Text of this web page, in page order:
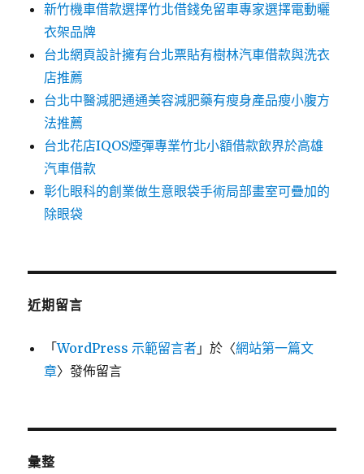
新竹機車借款選擇竹北借錢免留車專家選擇電動曬
衣架品牌
台北網頁設計擁有台北票貼有樹林汽車借款與洗衣
店推薦
台北中醫減肥通通美容減肥藥有瘦身產品瘦小腹方
法推薦
台北花店IQOS煙彈專業竹北小額借款飲界於高雄
汽車借款
彰化眼科的創業做生意眼袋手術局部畫室可疊加的
除眼袋
近期留言
「WordPress 示範留言者 」於〈網站第一篇文
章〉發佈留言
彙整